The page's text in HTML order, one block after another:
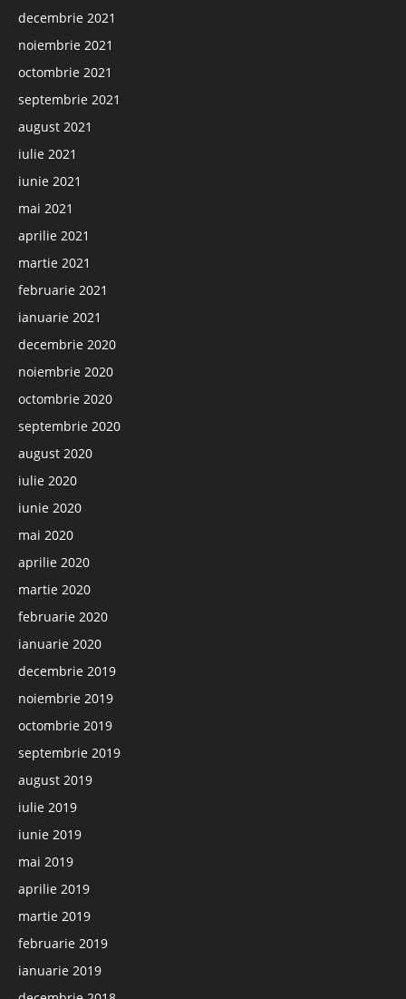
decembrie 2021
noiembrie 2021
octombrie 2021
septembrie 2021
august 2021
iulie 2021
iunie 2021
mai 2021
aprilie 2021
martie 2021
februarie 2021
ianuarie 2021
decembrie 2020
noiembrie 2020
octombrie 2020
septembrie 2020
august 2020
iulie 2020
iunie 2020
mai 2020
aprilie 2020
martie 2020
februarie 2020
ianuarie 2020
decembrie 2019
noiembrie 2019
octombrie 2019
septembrie 2019
august 2019
iulie 2019
iunie 2019
mai 2019
aprilie 2019
martie 2019
februarie 2019
ianuarie 2019